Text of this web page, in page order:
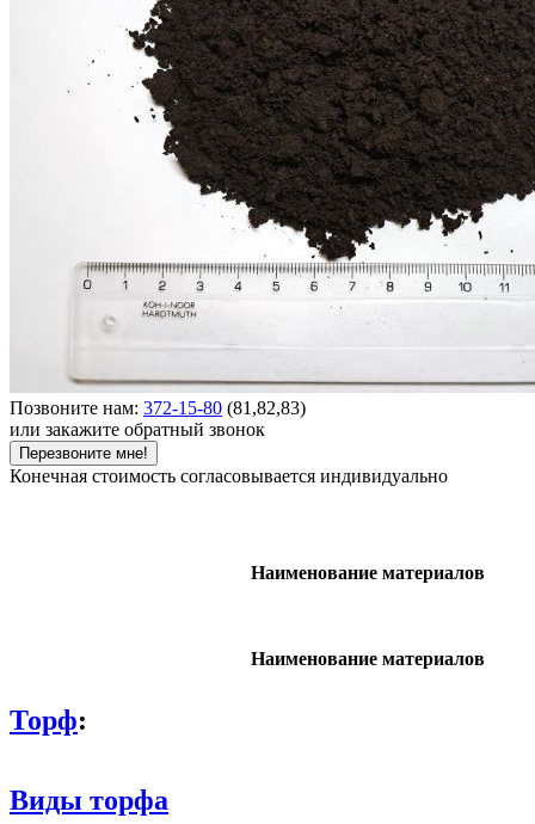
Позвоните нам: 372-15-80 (81,82,83)
или закажите обратный звонок
Перезвоните мне!
Конечная стоимость согласовывается индивидуально
Наименование материалов
Наименование материалов
Торф:
Виды торфа